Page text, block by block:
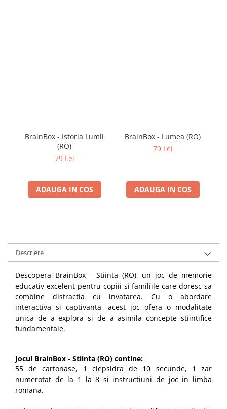
BrainBox - Istoria Lumii
(RO)
79 Lei
ADAUGA IN COS
BrainBox - Lumea (RO)
79 Lei
ADAUGA IN COS
Descriere
Descopera BrainBox - Stiinta (RO), un joc de memorie
educativ excelent pentru copiii si familiile care doresc sa
combine distractia cu invatarea. Cu o abordare
interactiva si captivanta, acest joc ofera o modalitate
unica de a explora si de a asimila concepte stiintifice
fundamentale.
Jocul BrainBox - Stiinta (RO) contine:
55 de cartonase, 1 clepsidra de 10 secunde, 1 zar
numerotat de la 1 la 8 si instructiuni de joc in limba
romana.